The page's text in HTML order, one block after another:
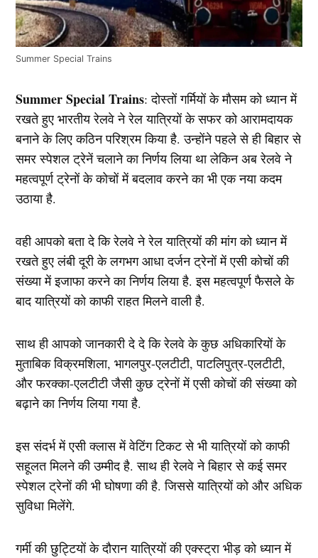
Summer Special Trains
Summer Special Trains: दोस्तों गर्मियों के मौसम को ध्यान में
रखते हुए भारतीय रेलवे ने रेल यात्रियों के सफर को आरामदायक
बनाने के लिए कठिन परिश्रम किया है. उन्होंने पहले से ही बिहार से
समर स्पेशल ट्रेनें चलाने का निर्णय लिया था लेकिन अब रेलवे ने
महत्वपूर्ण ट्रेनों के कोचों में बदलाव करने का भी एक नया कदम
उठाया है.
वही आपको बता दे कि रेलवे ने रेल यात्रियों की मांग को ध्यान में
रखते हुए लंबी दूरी के लगभग आधा दर्जन ट्रेनों में एसी कोचों की
संख्या में इजाफा करने का निर्णय लिया है. इस महत्वपूर्ण फैसले के
बाद यात्रियों को काफी राहत मिलने वाली है.
साथ ही आपको जानकारी दे दे कि रेलवे के कुछ अधिकारियों के
मुताबिक विक्रमशिला, भागलपुर-एलटीटी, पाटलिपुत्र-एलटीटी,
और फरक्का-एलटीटी जैसी कुछ ट्रेनों में एसी कोचों की संख्या को
बढ़ाने का निर्णय लिया गया है.
इस संदर्भ में एसी क्लास में वेटिंग टिकट से भी यात्रियों को काफी
सहूलत मिलने की उम्मीद है. साथ ही रेलवे ने बिहार से कई समर
स्पेशल ट्रेनों की भी घोषणा की है. जिससे यात्रियों को और अधिक
सुविधा मिलेंगे.
गर्मी की छुट्टियों के दौरान यात्रियों की एक्स्ट्रा भीड़ को ध्यान में